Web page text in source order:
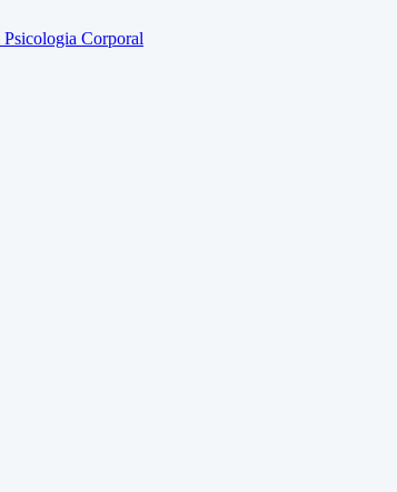
Psicologia Corporal